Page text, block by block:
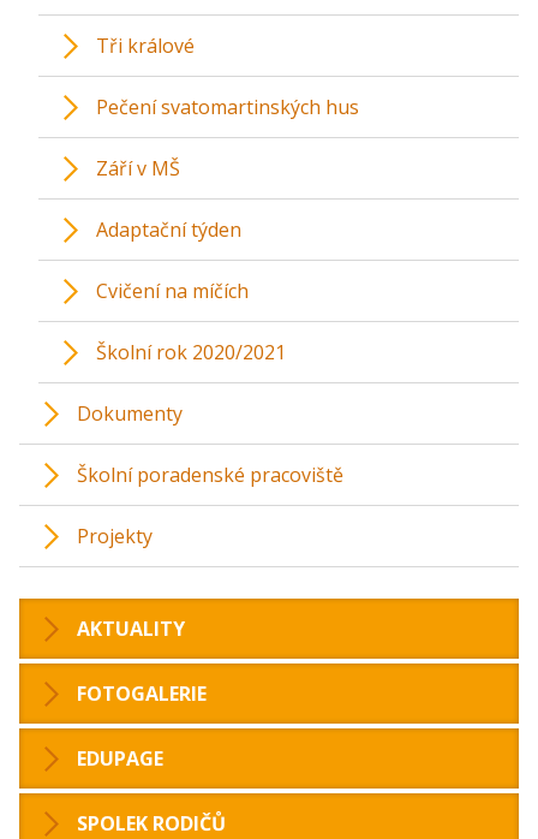
Tři králové
Pečení svatomartinských hus
Září v MŠ
Adaptační týden
Cvičení na míčích
Školní rok 2020/2021
Dokumenty
Školní poradenské pracoviště
Projekty
AKTUALITY
FOTOGALERIE
EDUPAGE
SPOLEK RODIČŮ